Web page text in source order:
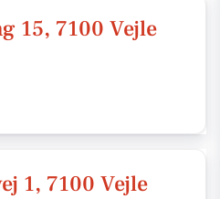
15, 7100 Vejle
1, 7100 Vejle